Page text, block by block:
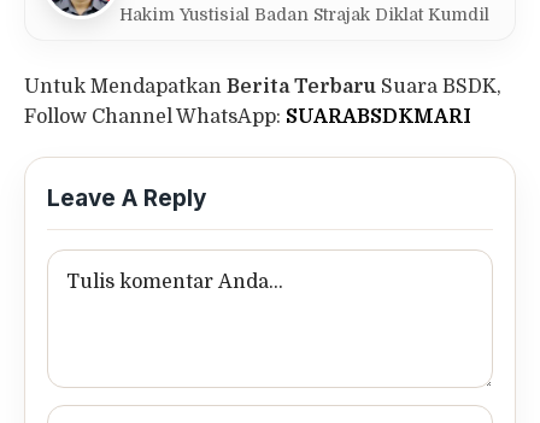
Hakim Yustisial Badan Strajak Diklat Kumdil
Untuk Mendapatkan Berita Terbaru Suara BSDK,
Follow Channel WhatsApp: SUARABSDKMARI
Leave A Reply